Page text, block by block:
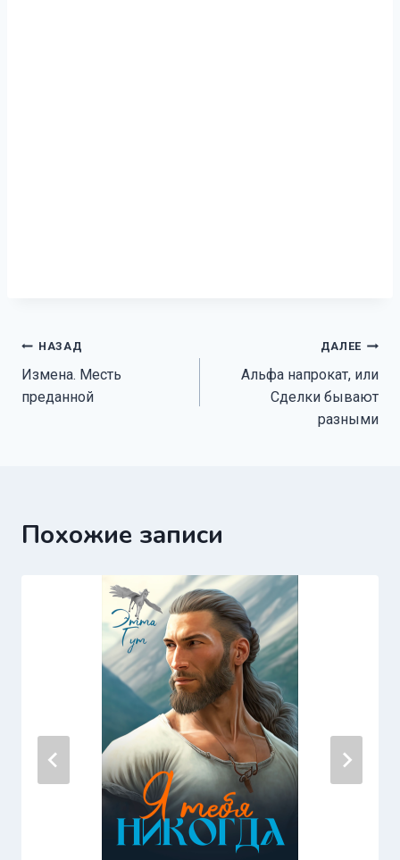
Навигация
по
НАЗАД
Измена. Месть
преданной
ДАЛЕЕ
Альфа напрокат, или
Сделки бывают
разными
Похожие записи